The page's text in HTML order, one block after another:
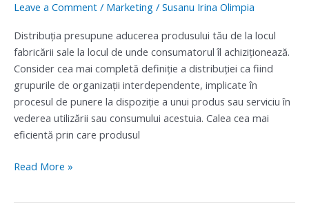
Leave a Comment / Marketing / Susanu Irina Olimpia
Distribuţia presupune aducerea produsului tău de la locul
fabricării sale la locul de unde consumatorul îl achiziţionează.
Consider cea mai completă definiţie a distribuţiei ca fiind
grupurile de organizaţii interdependente, implicate în
procesul de punere la dispoziţie a unui produs sau serviciu în
vederea utilizării sau consumului acestuia. Calea cea mai
eficientă prin care produsul
Read More »